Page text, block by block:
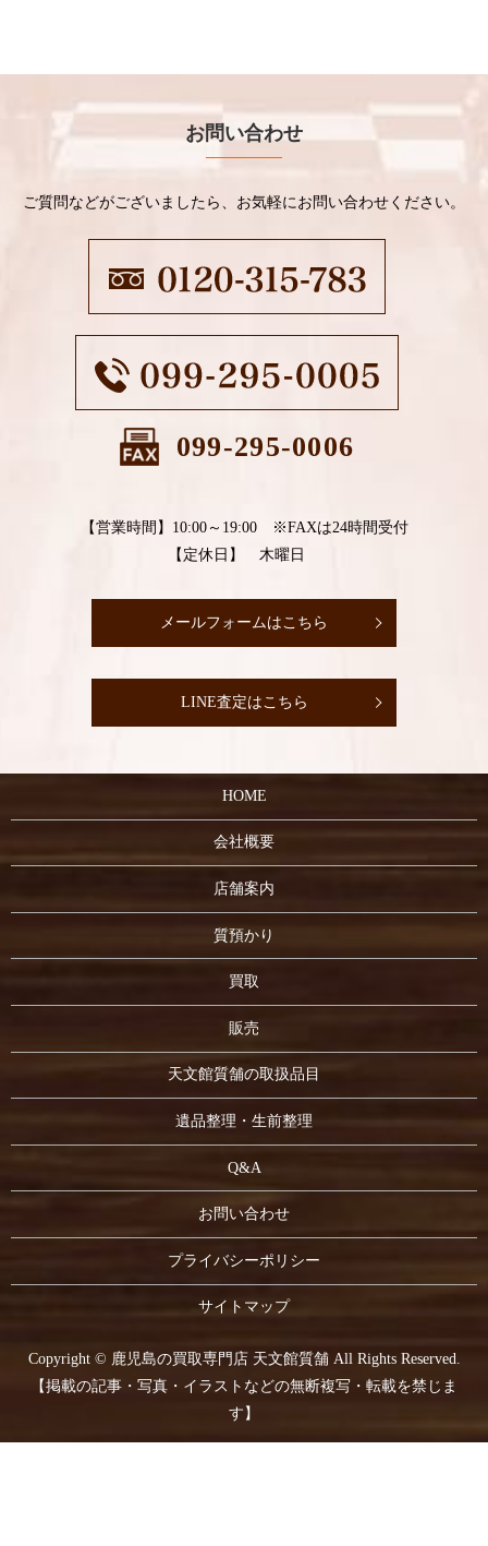
お問い合わせ
ご質問などがございましたら、お気軽にお問い合わせください。
099-295-0006
【営業時間】10:00～19:00 ※FAXは24時間受付
【定休日】 木曜日
メールフォームはこちら
LINE査定はこちら
HOME
会社概要
店舗案内
質預かり
買取
販売
天文館質舗の取扱品目
遺品整理・生前整理
Q&A
お問い合わせ
プライバシーポリシー
サイトマップ
Copyright © 鹿児島の買取専門店 天文館質舗 All Rights Reserved.
【掲載の記事・写真・イラストなどの無断複写・転載を禁じま
す】